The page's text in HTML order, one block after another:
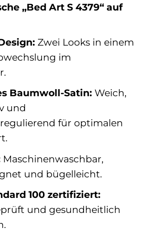
„Bed Art S 4379“ auf
Zwei Looks in einem
im
Baumwoll-Satin: Weich,
und
für optimalen
Maschinenwaschbar,
und bügelleicht.
100 zertifiziert:
und gesundheitlich